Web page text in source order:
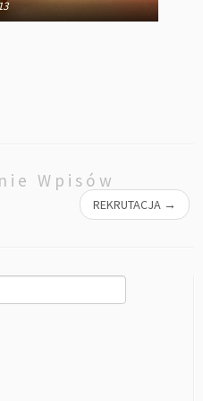
Wpisów
REKRUTACJA →